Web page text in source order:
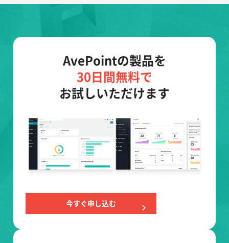
AvePointの製品を
30日間無料で
お試しいただけます
今すぐ申し込む